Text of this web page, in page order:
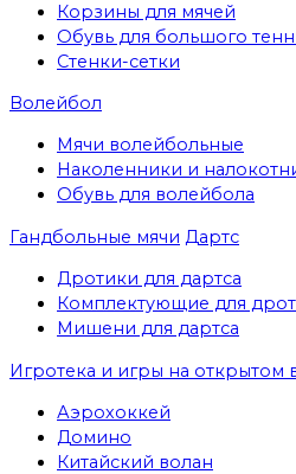
Корзины для мячей
Обувь для большого
Стенки-сетки
Волейбол
Мячи волейбольные
Наколенники и
Обувь для волейбола
Гандбольные мячи Дартс
Дротики для дартса
Комплектующие для
Мишени для дартса
Игротека и игры на открытом
Аэрохоккей
Домино
Китайский волан